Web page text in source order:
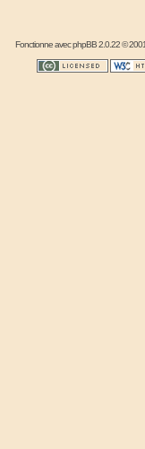
Fonctionne avecphpBB2.0.22 ©